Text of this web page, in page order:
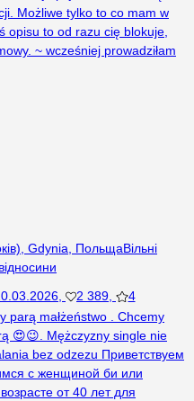
Możliwe tylko to co mam w
opisu to od razu cię blokuje,
~ wcześniej prowadziłam
Gdynia, ПольщаВільні
2 389
4
parą małżeństwo . Chcemy
😍😉. Mężczyzny single nie
bez odzezu Приветствуем
с женщиной би или
от 40 лет для